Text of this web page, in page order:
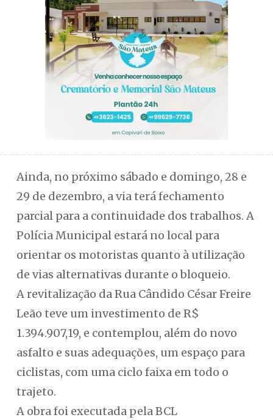
Ainda, no próximo sábado e domingo, 28 e
29 de dezembro, a via terá fechamento
parcial para a continuidade dos trabalhos. A
Polícia Municipal estará no local para
orientar os motoristas quanto à utilização
de vias alternativas durante o bloqueio.
A revitalização da Rua Cândido César Freire
Leão teve um investimento de R$
1.394.907,19, e contemplou, além do novo
asfalto e suas adequações, um espaço para
ciclistas, com uma ciclo faixa em todo o
trajeto.
A obra foi executada pela BCL